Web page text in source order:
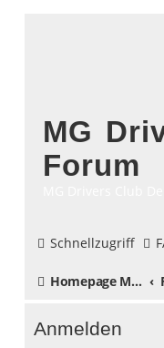
MG
Forum
Schnellzugriff
Homepage MG Drivers Club Deutschland
Anmelden